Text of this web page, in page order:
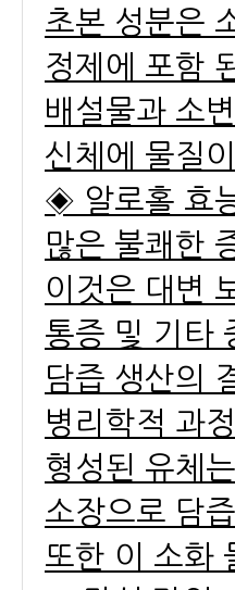
초본 성분은
정제에 포함
배설물과 소
신체에 물질
◈ 알로홀 효
많은 불쾌한
이것은 대변
통증 및 기타
담즙 생산의
병리학적 과
형성된 유체
소장으로 담
또한 이 소화